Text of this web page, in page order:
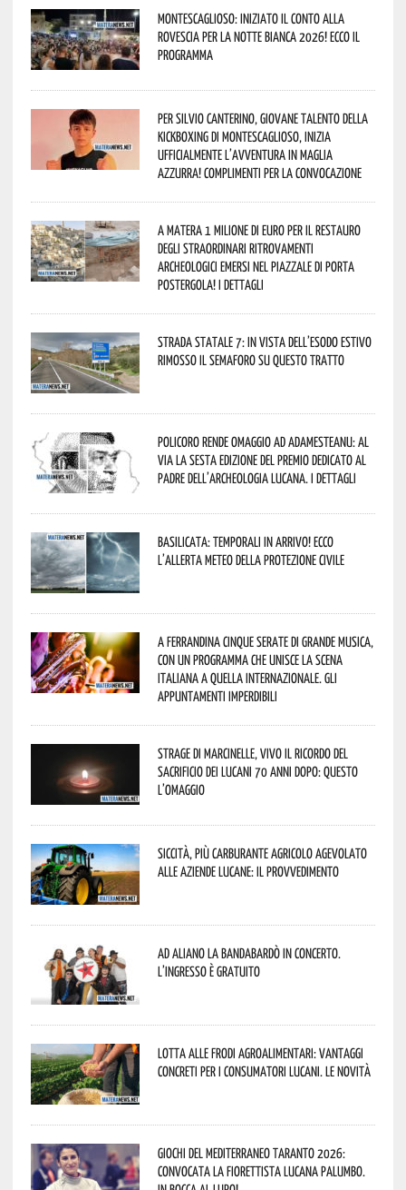
Montescaglioso: iniziato il conto alla
rovescia per la Notte Bianca 2026! Ecco il
programma
Per Silvio Canterino, giovane talento della
kickboxing di Montescaglioso, inizia
ufficialmente l’avventura in maglia
azzurra! Complimenti per la convocazione
A Matera 1 milione di euro per il restauro
degli straordinari ritrovamenti
archeologici emersi nel piazzale di Porta
Postergola! I dettagli
Strada statale 7: in vista dell’esodo estivo
rimosso il semaforo su questo tratto
Policoro rende omaggio ad Adamesteanu: al
via la sesta edizione del Premio dedicato al
padre dell’archeologia lucana. I dettagli
Basilicata: temporali in arrivo! Ecco
l’allerta meteo della Protezione civile
A Ferrandina cinque serate di grande musica,
con un programma che unisce la scena
italiana a quella internazionale. Gli
appuntamenti imperdibili
Strage di Marcinelle, vivo il ricordo del
sacrificio dei lucani 70 anni dopo: questo
l’omaggio
Siccità, più carburante agricolo agevolato
alle aziende lucane: il provvedimento
Ad Aliano la Bandabardò in concerto.
L’ingresso è gratuito
Lotta alle frodi agroalimentari: vantaggi
concreti per i consumatori lucani. Le novità
Giochi del Mediterraneo Taranto 2026:
convocata la fiorettista lucana Palumbo.